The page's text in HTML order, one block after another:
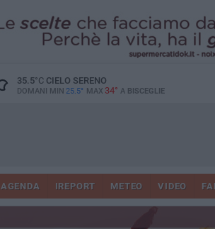
35.5°CCIELO SERENO
DOMANI MIN 25.5° MAX 34° A BISCEGLIE
AGENDA IREPORT METEO VIDEO